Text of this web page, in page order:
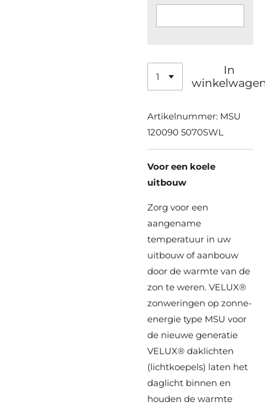
In
Artikelnummer: MSU
120090 5070SWL
Voor een koele
uitbouw
Zorg voor een
aangename
temperatuur in uw
uitbouw of aanbouw
door de warmte van de
zon te weren. VELUX®
zonweringen op zonne-
energie type MSU voor
de nieuwe generatie
VELUX® daklichten
(lichtkoepels) laten het
daglicht binnen en
houden de warmte